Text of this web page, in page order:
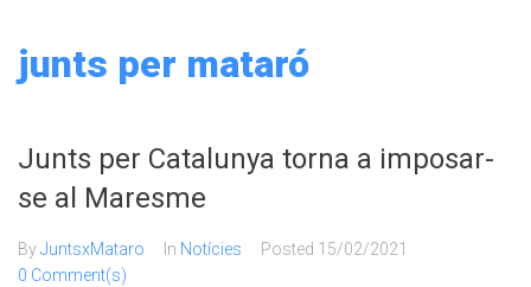
junts per mataró
Junts per Catalunya torna a imposar-
se al Maresme
ByJuntsxMataro In Notícies Posted 15/02/2021
0 Comment(s)